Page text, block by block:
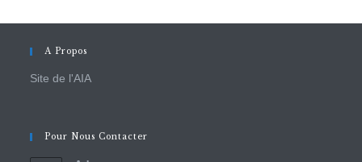
A Propos
Site de l'AIA
Pour Nous Contacter